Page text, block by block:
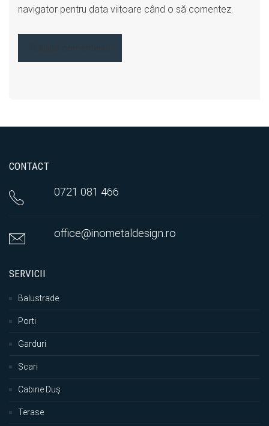
navigator pentru data viitoare când o să comentez.
CONTACT
0721 081 466
office@inometaldesign.ro
SERVICII
Balustrade
Porti
Garduri
Scari
Cabine Duș
Terase